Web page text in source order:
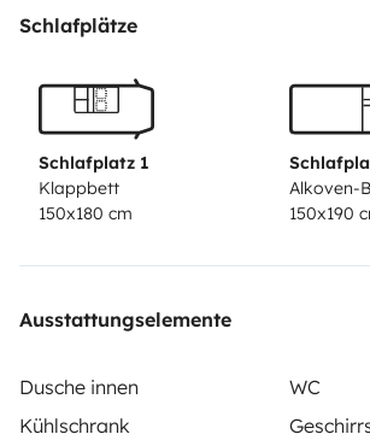
Schlafplätze
Schlafplatz 1
Klappbett
150x180 cm
Alkoven-
150x190
Ausstattungselemente
Dusche innen
WC
Kühlschrank